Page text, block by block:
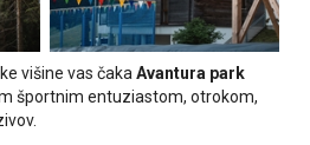
višine vas čakaAvantura park
športnim entuziastom, otrokom,